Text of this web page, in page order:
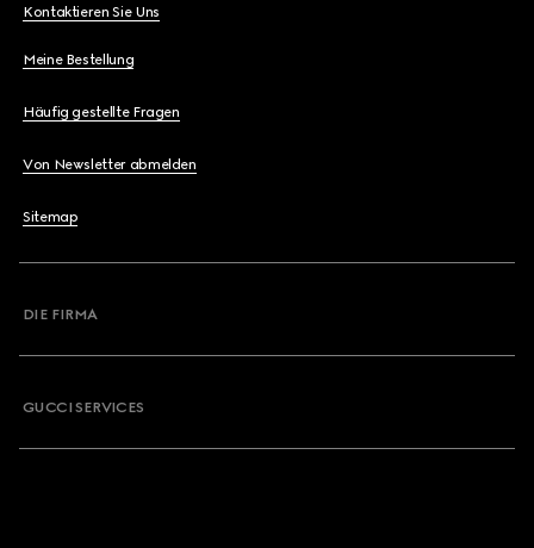
Kontaktieren Sie Uns
Meine Bestellung
Häufig gestellte Fragen
Von Newsletter abmelden
Sitemap
DIE FIRMA
GUCCI SERVICES